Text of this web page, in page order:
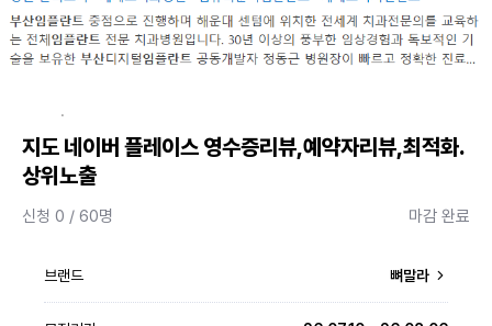
·
지도 네이버 플레이스 영수증리뷰,예약자리뷰,최적화.
상위노출
신청 0 / 60명 마감 완료
브랜드 뼈말라